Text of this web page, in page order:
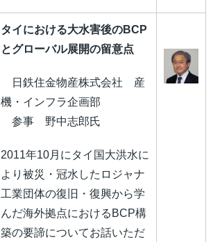
タイにおける大水害後のBCP
とグローバル展開の留意点
日鉄住金物産株式会社 産
機・インフラ企画部
参事 野中志郎氏
2011年10月にタイ国大洪水に
より被災・冠水したロジャナ
工業団体の復旧・復興から学
んだ海外拠点におけるBCP構
築の要諦についてお話いただ